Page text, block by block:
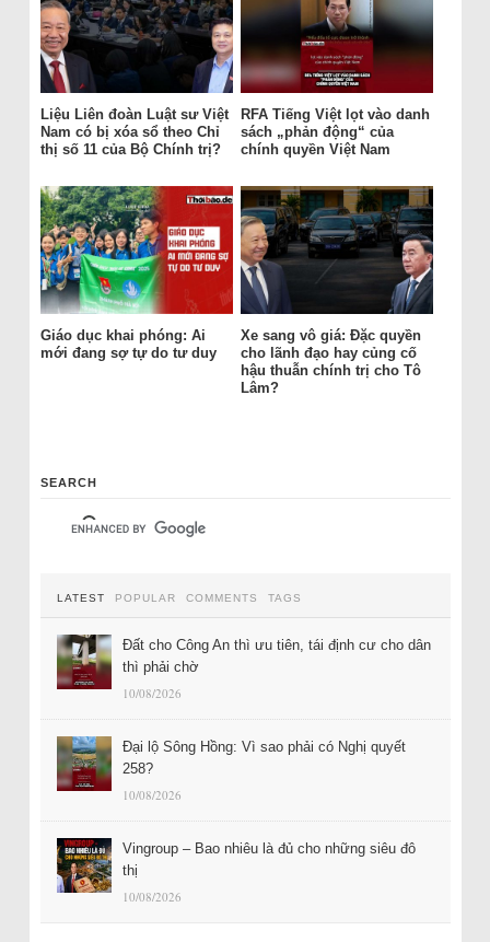
Liệu Liên đoàn Luật sư Việt
Nam có bị xóa sổ theo Chỉ
thị số 11 của Bộ Chính trị?
RFA Tiếng Việt lọt vào danh
sách „phản động“ của
chính quyền Việt Nam
Giáo dục khai phóng: Ai
mới đang sợ tự do tư duy
Xe sang vô giá: Đặc quyền
cho lãnh đạo hay củng cố
hậu thuẫn chính trị cho Tô
Lâm?
SEARCH
LATEST POPULAR COMMENTS TAGS
Đất cho Công An thì ưu tiên, tái định cư cho dân
thì phải chờ
10/08/2026
Đại lộ Sông Hồng: Vì sao phải có Nghị quyết
258?
10/08/2026
Vingroup – Bao nhiêu là đủ cho những siêu đô
thị
10/08/2026